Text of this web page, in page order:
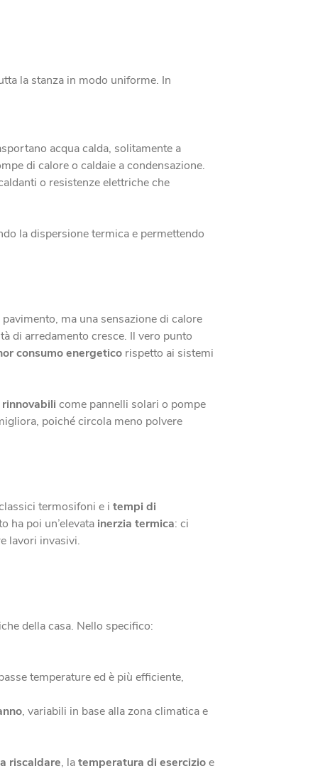
la stanza in modo uniforme. In
acqua calda, solitamente a
di calore o caldaie a condensazione.
o resistenze elettriche che
la dispersione termica e permettendo
ma una sensazione di calore
di arredamento cresce. Il vero punto
consumo energetico rispetto ai sistemi
come pannelli solari o pompe
poiché circola meno polvere
termosifoni e i tempi di
ha poi un’elevata inerzia termica: ci
lavori invasivi.
della casa. Nello specifico:
temperature ed è più efficiente,
, variabili in base alla zona climatica e
riscaldare, latemperatura di esercizioe